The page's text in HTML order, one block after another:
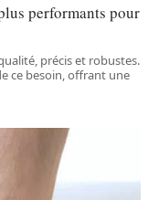
performants pour
précis et robustes.
ce besoin, offrant une